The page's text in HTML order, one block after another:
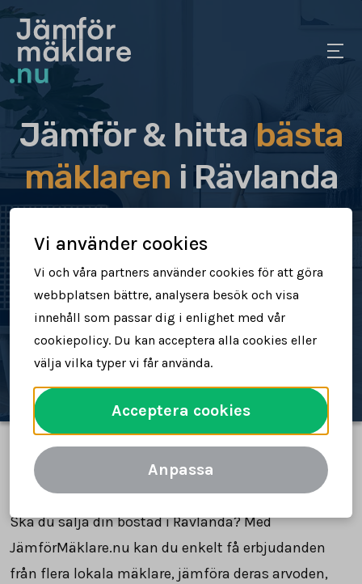
Jämför & hitta bästa
mäklaren i Rävlanda
Sälj din bostad snabbt & tryggt
Få högre försäljningspris
Jämför mäklare
Jämför mäklare i Rävlanda
Ska du sälja din bostad i Rävlanda? Med
JämförMäklare.nu kan du enkelt få erbjudanden
från flera lokala mäklare, jämföra deras arvoden,
Vi använder cookies
Vi och våra partners använder cookies för att göra
webbplatsen bättre, analysera besök och visa
innehåll som passar dig i enlighet med vår
cookiepolicy. Du kan acceptera alla cookies eller
välja vilka typer vi får använda.
Acceptera cookies
Anpassa